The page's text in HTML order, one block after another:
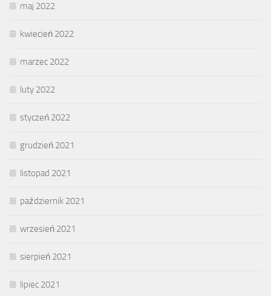
maj 2022
kwiecień 2022
marzec 2022
luty 2022
styczeń 2022
grudzień 2021
listopad 2021
październik 2021
wrzesień 2021
sierpień 2021
lipiec 2021